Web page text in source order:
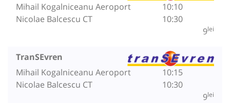
Mihail Kogalniceanu Aeroport
Nicolae Balcescu CT
10:10
10:30
9lei
TranSEvren
Mihail Kogalniceanu Aeroport
Nicolae Balcescu CT
10:15
10:30
9lei